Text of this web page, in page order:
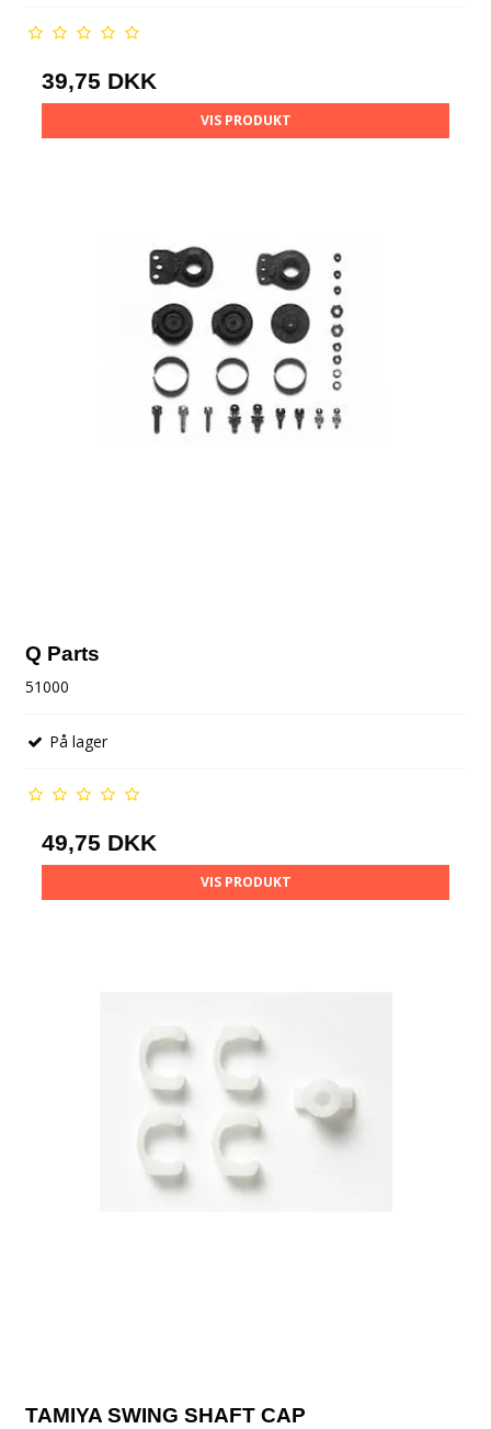
39,75 DKK
VIS PRODUKT
Q Parts
51000
På lager
49,75 DKK
VIS PRODUKT
TAMIYA SWING SHAFT CAP